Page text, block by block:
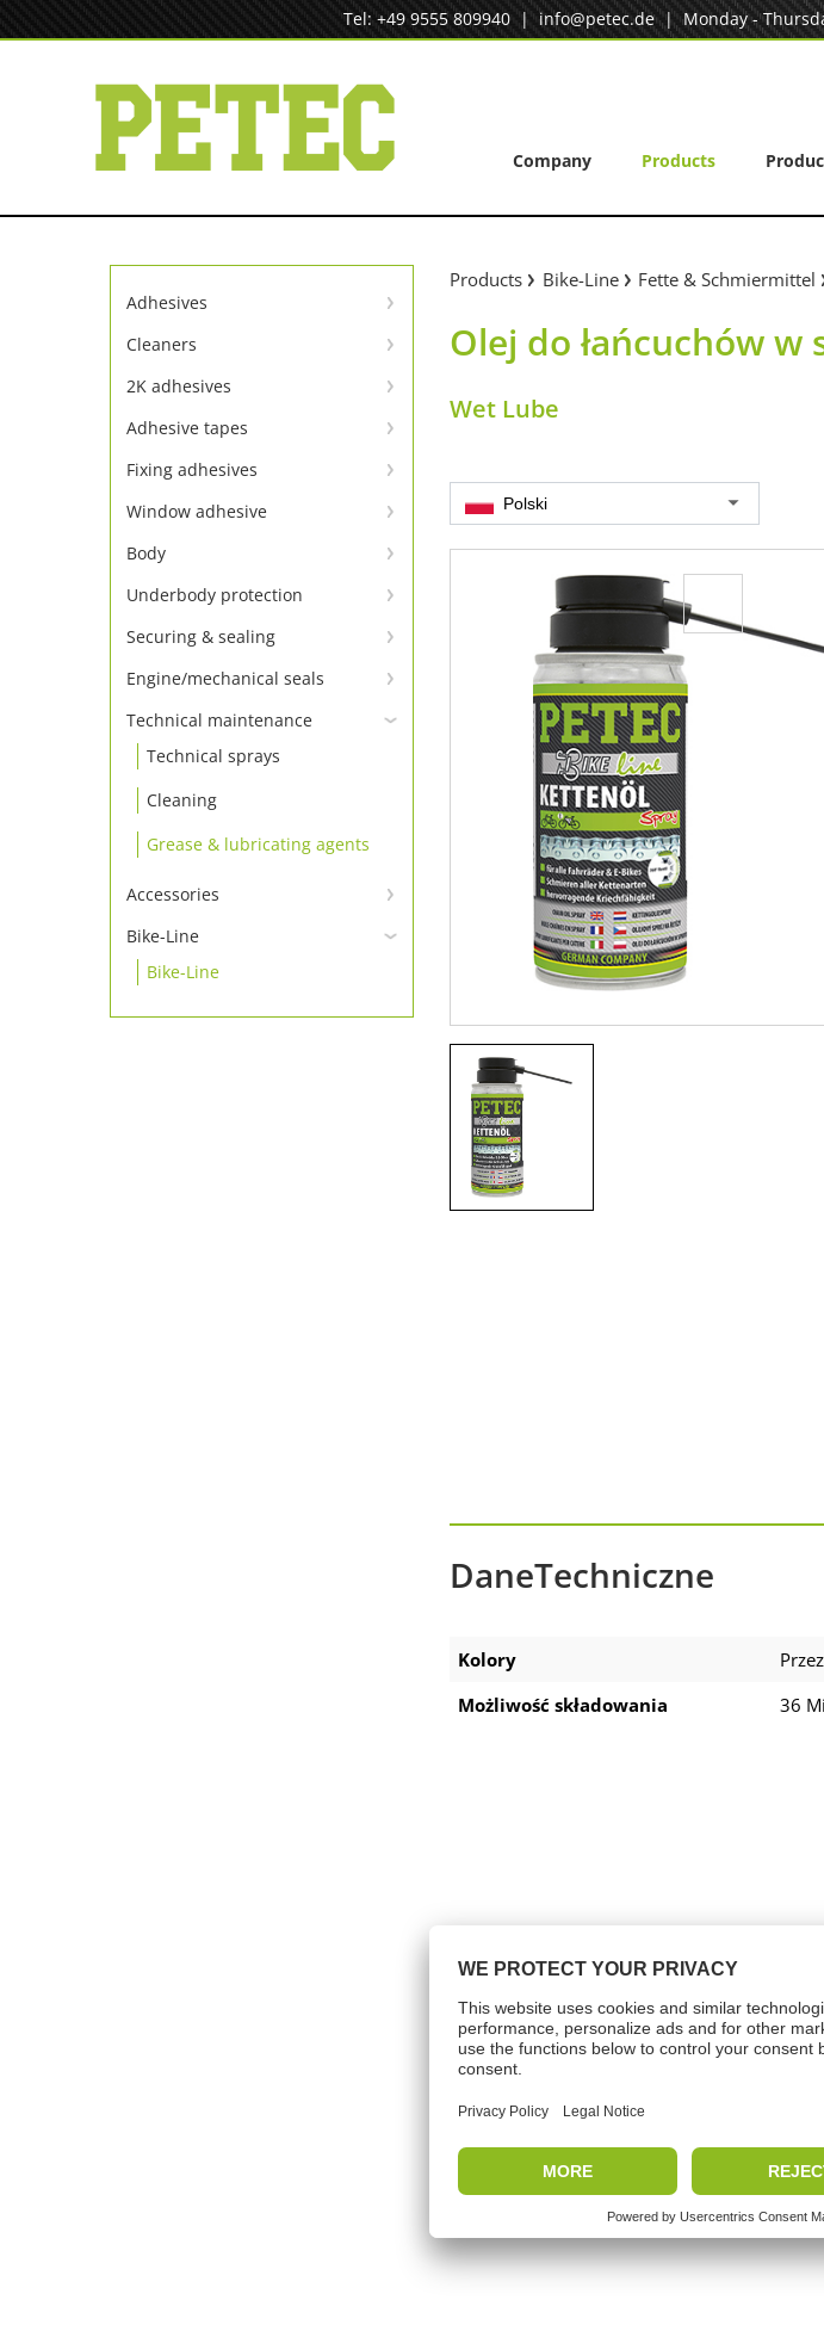
to
Tel: +49 9555 809940 |info@petec.de| Monday -
Company Products
Adhesives
Instant adhesives
SpeedBond adhesive system
Contact adhesives
Cleaners
Cleaners
2K adhesives
Universal repair
Metal repair
Adhesive tapes
TapeLine adhesive tapes
Fixing adhesives
Adhesion & sealing adhesive
Window adhesive
Window adhesion – primer not
Window adhesive Set
Window adhesive
Window adhesion accessories
Body
Body adhesive and sealant
Body repair
Body sealing cord & tapes
Insulating board & panel
Underbody protection
Underbody protection &
Securing & sealing
Tighten screws
Locking
Sealing
Thread seals
Engine/mechanical seals
Engine sealants
Additive
Technical maintenance
Technical sprays
Cleaning
Grease & lubricating agents
Accessories
Accessories
Applicator guns
Accessories 1K products
Bike-Line
Bike-Line
Products Bike-Line Fette & Schmiermittel
Olej do łańcuchów w
Wet Lube
Polski
DaneTechniczne
Kolory
Możliwość składowania
36